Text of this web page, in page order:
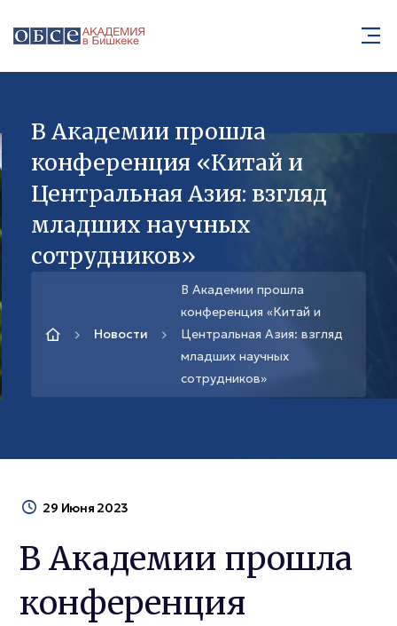
В Академии прошла
конференция «Китай и
Центральная Азия: взгляд
младших научных
сотрудников»
Новости
В Академии прошла
конференция «Китай и
Центральная Азия: взгляд
младших научных
сотрудников»
29 Июня 2023
В Академии прошла
конференция